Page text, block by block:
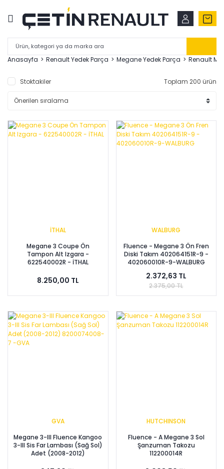
Anasayfa Renault Yedek Parça Megane Yedek Parça Renault
Stoktakiler Toplam 200 ürün
İTHAL
Megane 3 Coupe Ön
Tampon Alt Izgara -
622540002R - İTHAL
8.250,00 TL
WALBURG
Fluence - Megane 3 Ön Fren
Diski Takım 402064151R-9 -
402060010R-9-WALBURG
2.372,63 TL
2.375,00 TL
GVA
Megane 3-III Fluence Kangoo
3-III Sis Far Lambası (Sağ Sol)
Adet (2008-2012)
HUTCHINSON
Fluence - A Megane 3 Sol
Şanzuman Takozu
112200014R